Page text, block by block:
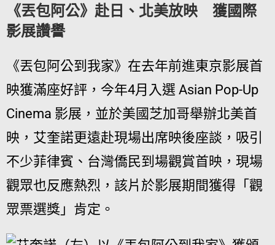
《丟包阿公》赴日、北美放映 獲國際
影展讚譽
《丟包阿公到我家》在去年前進東京影展首
映獲滿座好評，今年4月入選 Asian Pop-Up
Cinema 影展，並於美國芝加哥舉辦北美首
映，艾奎諾更遠赴現場出席映後座談，吸引
不少菲律賓、台灣僑民到場觀賞首映，現場
觀眾也反應熱烈，該片於影展期間獲得「觀
眾票選獎」肯定。